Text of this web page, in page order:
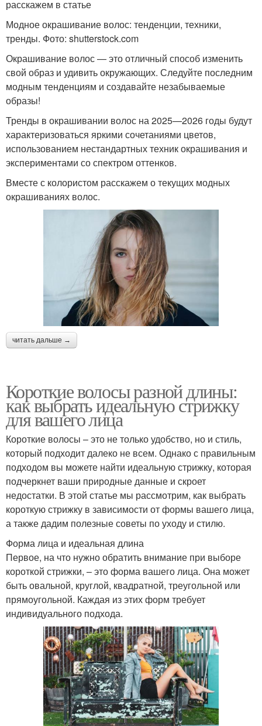
расскажем в статье
Модное окрашивание волос: тенденции, техники,
тренды. Фото: shutterstock.com
Окрашивание волос — это отличный способ изменить
свой образ и удивить окружающих. Следуйте последним
модным тенденциям и создавайте незабываемые
образы!
Тренды в окрашивании волос на 2025—2026 годы будут
характеризоваться яркими сочетаниями цветов,
использованием нестандартных техник окрашивания и
экспериментами со спектром оттенков.
Вместе с колористом расскажем о текущих модных
окрашиваниях волос.
читать дальше →
Короткие волосы разной длины:
как выбрать идеальную стрижку
для вашего лица
Короткие волосы – это не только удобство, но и стиль,
который подходит далеко не всем. Однако с правильным
подходом вы можете найти идеальную стрижку, которая
подчеркнет ваши природные данные и скроет
недостатки. В этой статье мы рассмотрим, как выбрать
короткую стрижку в зависимости от формы вашего лица,
а также дадим полезные советы по уходу и стилю.
Форма лица и идеальная длина
Первое, на что нужно обратить внимание при выборе
короткой стрижки, – это форма вашего лица. Она может
быть овальной, круглой, квадратной, треугольной или
прямоугольной. Каждая из этих форм требует
индивидуального подхода.